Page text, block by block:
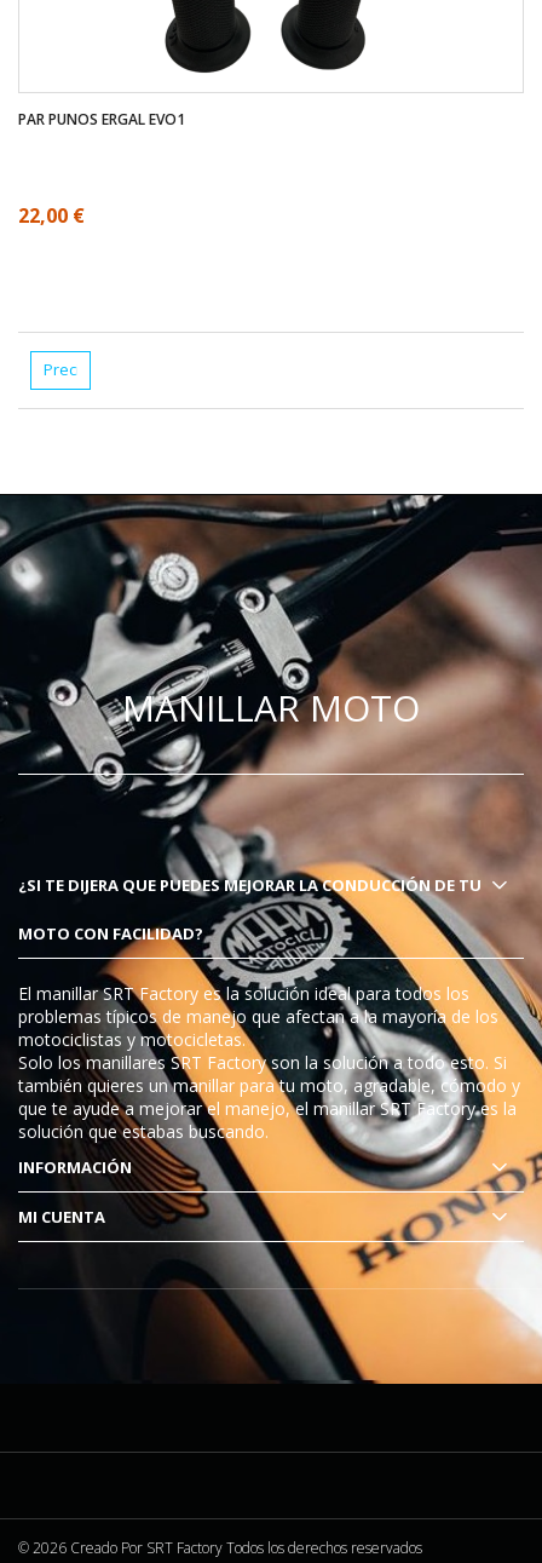
PAR PUNOS ERGAL EVO1
22,00 €
MANILLAR MOTO
¿SI TE DIJERA QUE PUEDES MEJORAR LA CONDUCCIÓN DE TU
MOTO CON FACILIDAD?
El manillar SRT Factory es la solución ideal para todos los
problemas típicos de manejo que afectan a la mayoría de los
motociclistas y motocicletas.
Solo los manillares SRT Factory son la solución a todo esto. Si
también quieres un manillar para tu moto, agradable, cómodo y
que te ayude a mejorar el manejo, el manillar SRT Factory es la
solución que estabas buscando.
INFORMACIÓN
MI CUENTA
© 2026 Creado Por SRT FactoryTodos los derechos reservados